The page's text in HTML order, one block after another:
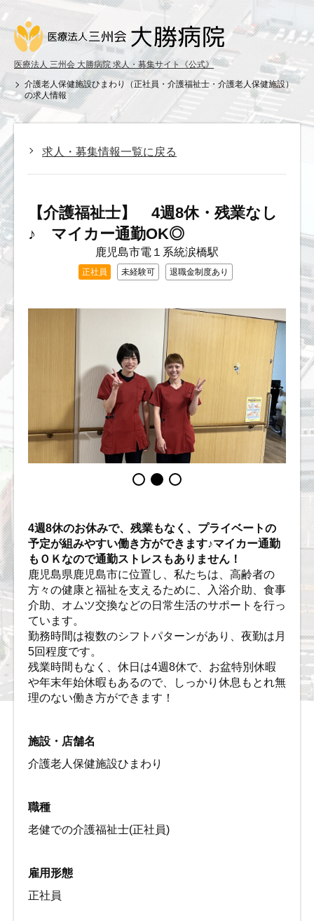
医療法人 三州会 大勝病院 求人・募集サイト《公式》
介護老人保健施設ひまわり（正社員・介護福祉士・介護老人保健施設）
の求人情報
求人・募集情報一覧に戻る
【介護福祉士】 4週8休・残業なし
♪ マイカー通勤OK◎
鹿児島市電１系統涙橋駅
正社員 未経験可 退職金制度あり
4週8休のお休みで、残業もなく、プライベートの
予定が組みやすい働き方ができます♪マイカー通勤
もＯＫなので通勤ストレスもありません！
鹿児島県鹿児島市に位置し、私たちは、高齢者の
方々の健康と福祉を支えるために、入浴介助、食事
介助、オムツ交換などの日常生活のサポートを行っ
ています。
勤務時間は複数のシフトパターンがあり、夜勤は月
5回程度です。
残業時間もなく、休日は4週8休で、お盆特別休暇
や年末年始休暇もあるので、しっかり休息もとれ無
理のない働き方ができます！
施設・店舗名
介護老人保健施設ひまわり
職種
老健での介護福祉士(正社員)
雇用形態
正社員